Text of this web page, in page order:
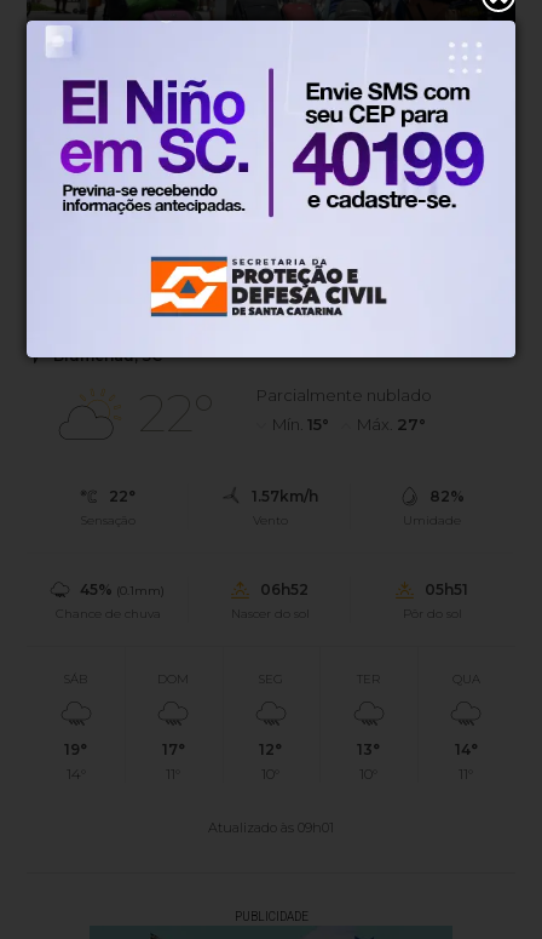
Economia Há 5 dias
Brasil é quarto país que mais ampliou
turismo internacional, diz OCDE
Blumenau, SC
22°
Parcialmente nublado
Mín. 15° Máx. 27°
22°
Sensação
1.57km/h
Vento
82%
Umidade
45% (0.1mm)
Chance de chuva
06h52
Nascer do sol
05h51
Pôr do sol
SÁB
19°
14°
DOM
17°
11°
SEG
12°
10°
TER
13°
10°
QUA
14°
11°
Atualizado às 09h01
PUBLICIDADE